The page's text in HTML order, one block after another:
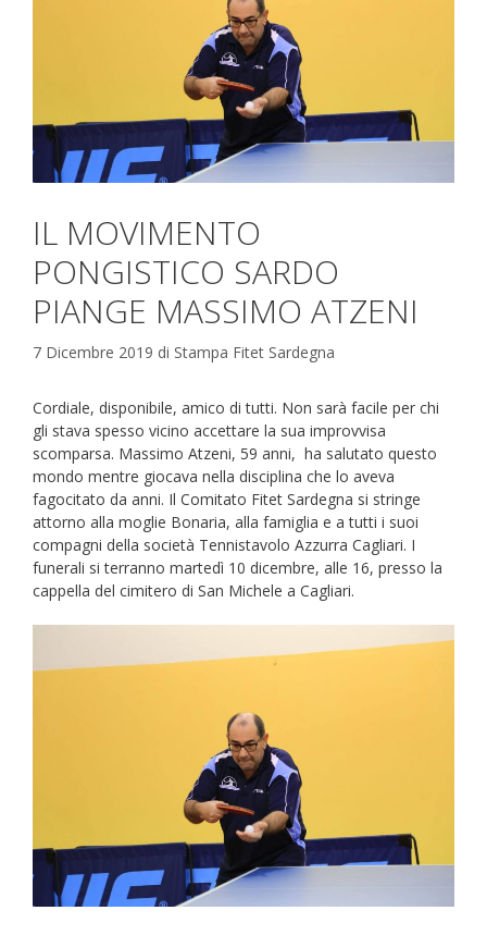
IL MOVIMENTO
PONGISTICO SARDO
PIANGE MASSIMO ATZENI
7 Dicembre 2019 di Stampa Fitet Sardegna
Cordiale, disponibile, amico di tutti. Non sarà facile per chi
gli stava spesso vicino accettare la sua improvvisa
scomparsa. Massimo Atzeni, 59 anni, ha salutato questo
mondo mentre giocava nella disciplina che lo aveva
fagocitato da anni. Il Comitato Fitet Sardegna si stringe
attorno alla moglie Bonaria, alla famiglia e a tutti i suoi
compagni della società Tennistavolo Azzurra Cagliari. I
funerali si terranno martedì 10 dicembre, alle 16, presso la
cappella del cimitero di San Michele a Cagliari.